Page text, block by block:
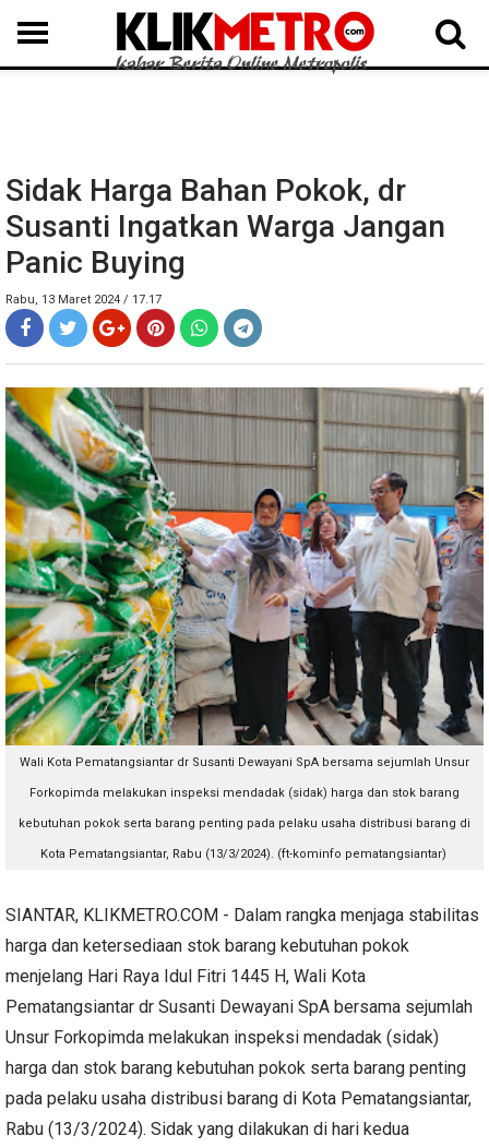
MEDAN LANGKAT DAIRI SAMOSIR TAPUT BATUBARA DELISERDANG
Sidak Harga Bahan Pokok, dr
Susanti Ingatkan Warga Jangan
Panic Buying
Rabu, 13 Maret 2024 / 17.17
Wali Kota Pematangsiantar dr Susanti Dewayani SpA bersama sejumlah Unsur
Forkopimda melakukan inspeksi mendadak (sidak) harga dan stok barang
kebutuhan pokok serta barang penting pada pelaku usaha distribusi barang di
Kota Pematangsiantar, Rabu (13/3/2024). (ft-kominfo pematangsiantar)
SIANTAR, KLIKMETRO.COM - Dalam rangka menjaga stabilitas
harga dan ketersediaan stok barang kebutuhan pokok
menjelang Hari Raya Idul Fitri 1445 H, Wali Kota
Pematangsiantar dr Susanti Dewayani SpA bersama sejumlah
Unsur Forkopimda melakukan inspeksi mendadak (sidak)
harga dan stok barang kebutuhan pokok serta barang penting
pada pelaku usaha distribusi barang di Kota Pematangsiantar,
Rabu (13/3/2024). Sidak yang dilakukan di hari kedua